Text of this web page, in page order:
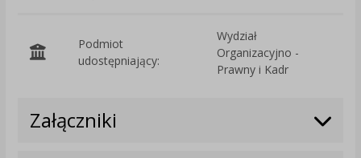
Podmiot
udostępniający:
Wydział
Organizacyjno -
Prawny i Kadr
Załączniki